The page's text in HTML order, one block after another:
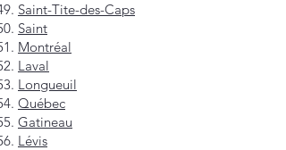
Saint-Tite-des-Caps
Saint
Montréal
Laval
Longueuil
Québec
Gatineau
Lévis